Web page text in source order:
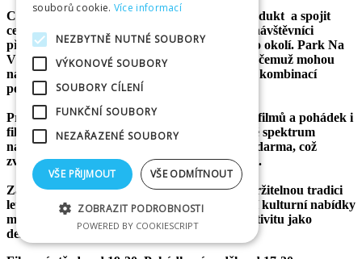
Cílem projektu je vytvořit nový atraktivní produkt a spojit
cestovní ruch a kulturní prostor, kam budou návštěvníci
přijíždět nejen z Hradce Králové, ale i z širšího okolí. Park Na
Větvi nabízí zázemí pro celodenní pobyt, díky čemuž mohou
návštěvníci strávit v areálu plnohodnotný den kombinací
pohybu, zážitků a odpočinku.
Program bude zahrnovat promítání dětských filmů a pohádek i
filmů a komedií pro dospělé, čímž osloví široké spektrum
návštěvníků. Vstup na promítání bude zcela zdarma, což
zvyšuje dostupnost akce pro širokou veřejnost.
Záměrem projektu je vytvořit dlouhodobě udržitelnou tradici
letní scény Na Větvi, která přispěje k rozšíření kulturní nabídky
města, podpoří návštěvnost a posílí jeho atraktivitu jako
destinace pro rodiny s dětmi.
souborů cookie. Více informací
NEZBYTNĚ NUTNÉ SOUBORY
VÝKONOVÉ SOUBORY
SOUBORY CÍLENÍ
FUNKČNÍ SOUBORY
NEZAŘAZENÉ SOUBORY
VŠE PŘIJMOUT VŠE ODMÍTNOUT
ZOBRAZIT PODROBNOSTI
POWERED BY COOKIESCRIPT